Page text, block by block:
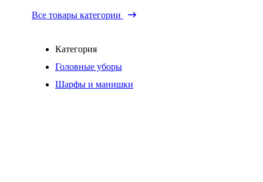
Все товары категории
Категория
Головные уборы
Шарфы и манишки